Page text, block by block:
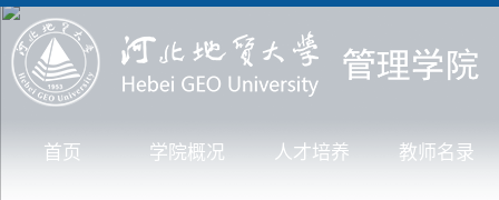
首页 学院概况 人才培养 教师名录